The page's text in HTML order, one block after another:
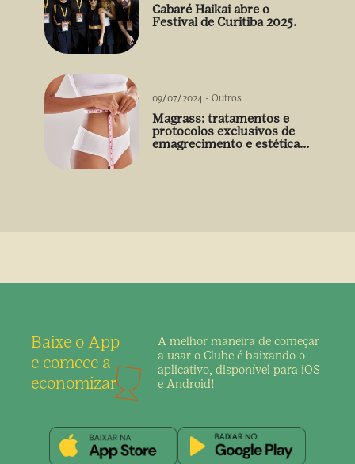
Cabaré Haikai abre o
Festival de Curitiba 2025.
09/07/2024 - Outros
Magrass: tratamentos e
protocolos exclusivos de
emagrecimento e estética
Baixe o App
e comece a
economizar
A melhor maneira de começar
a usar o Clube é baixando o
aplicativo, disponível para iOS
e Android!